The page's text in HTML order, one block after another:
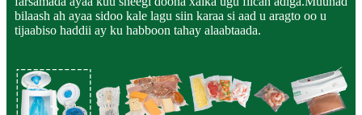
bilaash ah ayaa sidoo kale lagu siin karaa si aad u aragto oo u
tijaabiso haddii ay ku habboon tahay alaabtaada.